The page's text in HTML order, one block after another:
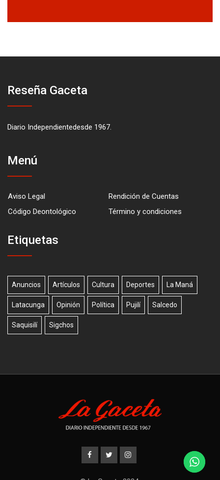
Reseña Gaceta
Diario Independientedesde 1967.
Menú
Aviso Legal
Rendición de Cuentas
Código Deontológico
Término y condiciones
Etiquetas
Anuncios Artículos Cultura Deportes La Maná
Latacunga Opinión Política Pujilí Salcedo
Saquisilí Sigchos